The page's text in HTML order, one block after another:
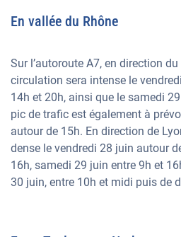
En vallée du Rhône
Sur l’autoroute A7, en direction
circulation sera intense le
14h et 20h, ainsi que le samedi
pic de trafic est également à
autour de 15h. En direction de
dense le vendredi 28 juin autour
16h, samedi 29 juin entre 9h et
30 juin, entre 10h et midi puis de